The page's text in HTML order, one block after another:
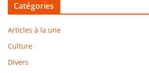
Catégories
Articles à la une
Culture
Divers